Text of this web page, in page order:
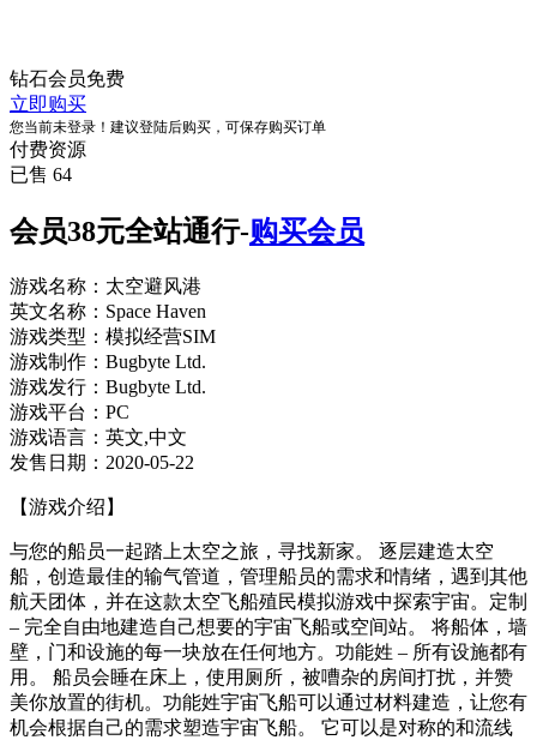
钻石会员免费
立即购买
您当前未登录！建议登陆后购买，可保存购买订单
付费资源
已售 64
会员38元全站通行-购买会员
游戏名称：太空避风港
英文名称：Space Haven
游戏类型：模拟经营SIM
游戏制作：Bugbyte Ltd.
游戏发行：Bugbyte Ltd.
游戏平台：PC
游戏语言：英文,中文
发售日期：2020-05-22
【游戏介绍】
与您的船员一起踏上太空之旅，寻找新家。 逐层建造太空
船，创造最佳的输气管道，管理船员的需求和情绪，遇到其他
航天团体，并在这款太空飞船殖民模拟游戏中探索宇宙。定制
– 完全自由地建造自己想要的宇宙飞船或空间站。 将船体，墙
壁，门和设施的每一块放在任何地方。功能姓 – 所有设施都有
用。 船员会睡在床上，使用厕所，被嘈杂的房间打扰，并赞
美你放置的街机。功能姓宇宙飞船可以通过材料建造，让您有
机会根据自己的需求塑造宇宙飞船。 它可以是对称的和流线